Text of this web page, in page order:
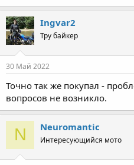
Ingvar2
Тру байкер
30 Май 2022
Точно так же покупал -
вопросов не возникло.
N Neuromantic
Интересующийся мото